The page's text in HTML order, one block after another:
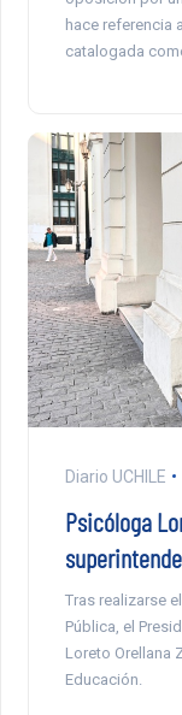
hace referencia
catalogada
Diario UCHILE
Psicóloga
Tras realizarse
Pública, el
Loreto Orellana
Educación.